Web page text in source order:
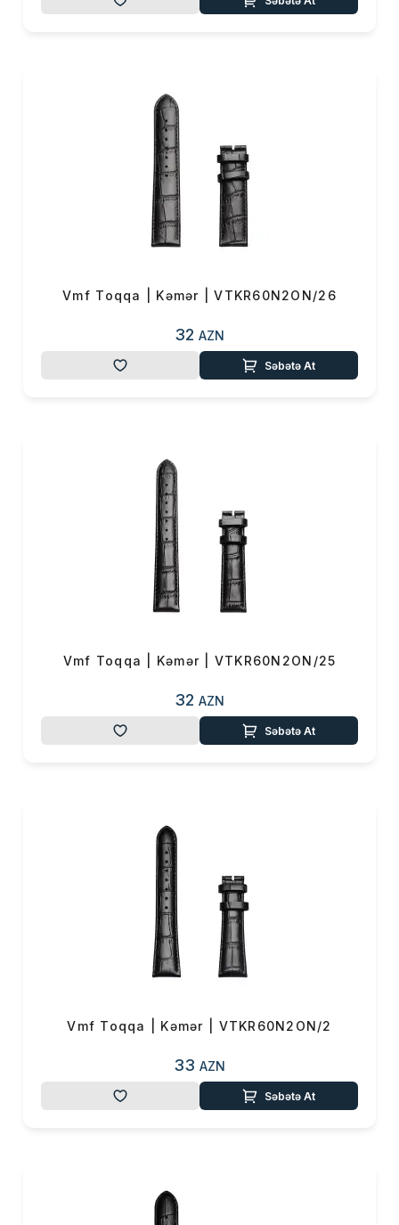
Vmf Toqqa | Kəmər | VTKR60N2ON/26
32 AZN
Səbətə At
Vmf Toqqa | Kəmər | VTKR60N2ON/25
32 AZN
Səbətə At
Vmf Toqqa | Kəmər | VTKR60N2ON/2
33 AZN
Səbətə At
Məhsul(lar) səbətə əlavə edildi
Sifarişi rəsmiləşdir
Alış-verişə davam et